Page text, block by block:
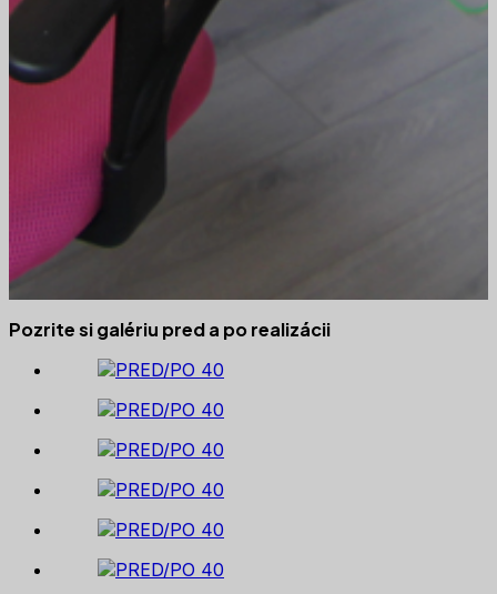
Pozrite si galériu pred a po realizácii